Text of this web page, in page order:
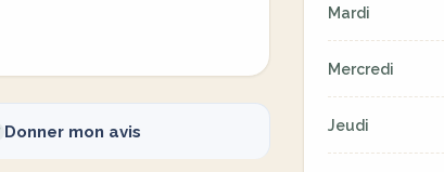
Donner mon avis
Mardi
Mercredi
Jeudi